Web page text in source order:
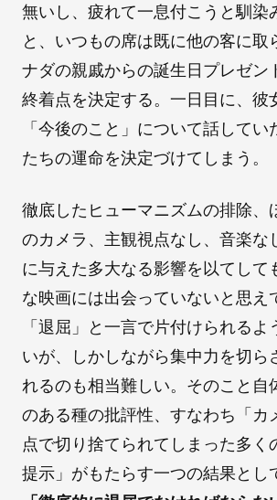
無いし、疲れて一息付こうと馴染
と、いつもの席は既に他の客に取
ナダの親戚からの誕生日プレゼン
終着点を決定する。一日目に、彼
「今後のこと」について話して
たちの運命を決定づけてしまう。
徹底したヒューマニズムの排除、
のカメラ、主観視点なし、音楽な
に与えた多大なる影響を以てして
な映画には出会っていないと思え
「退屈」と一言で片付けられるよ
いが、しかしながら集中力を切ら
れるのも相当難しい。そのこと自
のある種の批評性、すなわち「カ
点で切り捨てられてしまった多く
提示」がもたらす一つの結果とし